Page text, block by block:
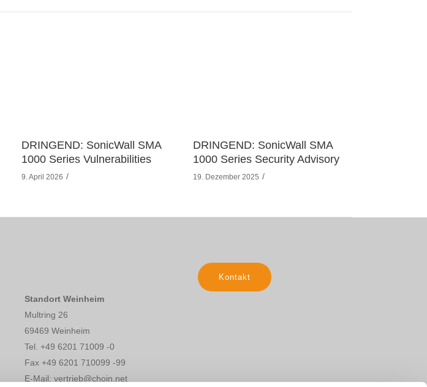
DRINGEND: SonicWall SMA
1000 Series Vulnerabilities
9. April 2026
DRINGEND: SonicWall SMA
1000 Series Security Advisory
19. Dezember 2025
Standort Weinheim
Multring 26
69469 Weinheim
Tel. +49 6201 71009 -0
Fax +49 6201 710099 -99
E-Mail: vertrieb@choin.net
Kontakt